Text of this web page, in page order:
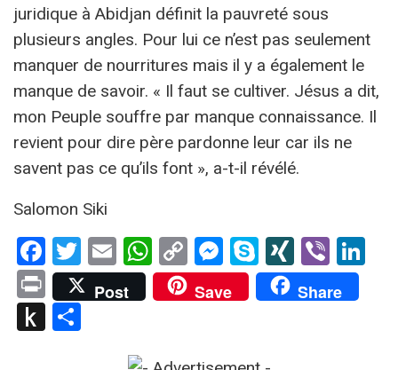
juridique à Abidjan définit la pauvreté sous
plusieurs angles. Pour lui ce n’est pas seulement
manquer de nourritures mais il y a également le
manque de savoir. « Il faut se cultiver. Jésus a dit,
mon Peuple souffre par manque connaissance. Il
revient pour dire père pardonne leur car ils ne
savent pas ce qu’ils font », a-t-il révélé.
Salomon Siki
Facebook
Twitter
EmailWhatsApp
Copy
Link
Messenger
SkypeXINGViber
PrintPost Save Share
Push